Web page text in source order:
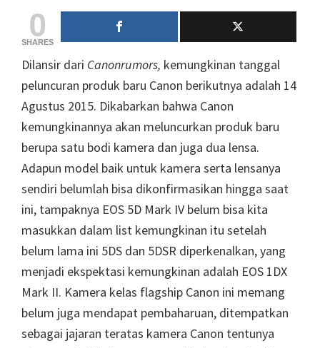
0
SHARES
Dilansir dari Canonrumors, kemungkinan tanggal
peluncuran produk baru Canon berikutnya adalah 14
Agustus 2015. Dikabarkan bahwa Canon
kemungkinannya akan meluncurkan produk baru
berupa satu bodi kamera dan juga dua lensa.
Adapun model baik untuk kamera serta lensanya
sendiri belumlah bisa dikonfirmasikan hingga saat
ini, tampaknya EOS 5D Mark IV belum bisa kita
masukkan dalam list kemungkinan itu setelah
belum lama ini 5DS dan 5DSR diperkenalkan, yang
menjadi ekspektasi kemungkinan adalah EOS 1DX
Mark II. Kamera kelas flagship Canon ini memang
belum juga mendapat pembaharuan, ditempatkan
sebagai jajaran teratas kamera Canon tentunya